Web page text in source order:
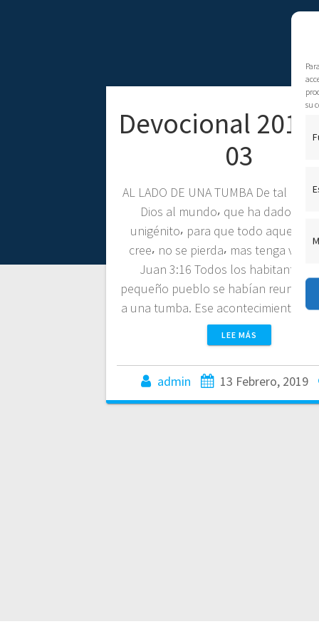
su
Devocional
03
AL LADO DE UNA TUMBA De tal
Dios al mundo⸴ que ha dado a su
unigénito⸴ para que todo aquel que
cree⸴ no se pierda⸴ mas tenga vida
Juan 3:16 Todos los habitantes de
pequeño pueblo se habían reunido
a una tumba. Ese acontecimiento
LEE MÁS
admin 13 Febrero, 2019